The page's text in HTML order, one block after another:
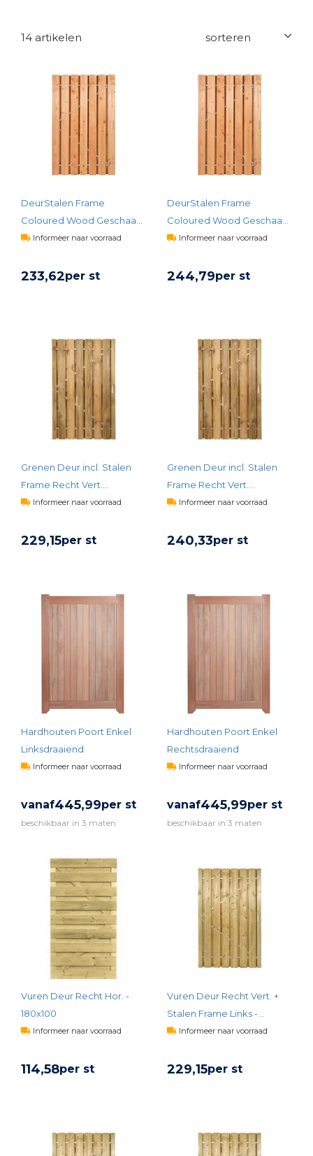
14 artikelen
DeurStalen Frame
Coloured Wood Geschaafd
190x100
Informeer naar voorraad
233,62per st
DeurStalen Frame
Coloured Wood Geschaafd
190x120
Informeer naar voorraad
244,79per st
Grenen Deur incl. Stalen
Frame Recht Vert.
Universeel - 100x190
Informeer naar voorraad
229,15per st
Grenen Deur incl. Stalen
Frame Recht Vert.
Universeel - 120x190
Informeer naar voorraad
240,33per st
Hardhouten Poort Enkel
Linksdraaiend
Informeer naar voorraad
vanaf445,99per st
beschikbaar in 3 maten
Hardhouten Poort Enkel
Rechtsdraaiend
Informeer naar voorraad
vanaf445,99per st
beschikbaar in 3 maten
Vuren Deur Recht Hor. -
180x100
Informeer naar voorraad
114,58per st
Vuren Deur Recht Vert. +
Stalen Frame Links -
100x190
Informeer naar voorraad
229,15per st